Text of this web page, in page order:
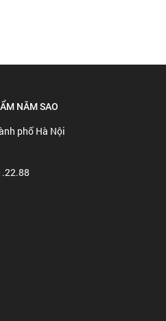
NĂM SAO
phố Hà Nội